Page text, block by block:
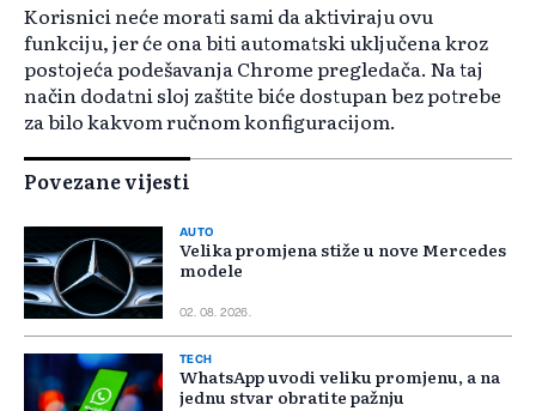
Korisnici neće morati sami da aktiviraju ovu
funkciju, jer će ona biti automatski uključena kroz
postojeća podešavanja Chrome pregledača. Na taj
način dodatni sloj zaštite biće dostupan bez potrebe
za bilo kakvom ručnom konfiguracijom.
Povezane vijesti
AUTO
Velika promjena stiže u nove Mercedes
modele
02. 08. 2026.
TECH
WhatsApp uvodi veliku promjenu, a na
jednu stvar obratite pažnju